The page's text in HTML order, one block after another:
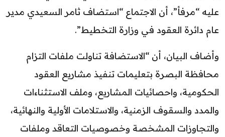
عليه “مرفأ”، أن الاجتماع “استضاف ثامر السعيدي مدير
عام دائرة العقود في وزارة التخطيط”.
وأضاف البيان، أن “الاستضافة تناولت ملفات التزام
محافظة البصرة بتعليمات تنفيذ مشاريع العقود
الحكومية، واحصائيات المشاريع، وملف الاستثناءات
والمدد والسقوف الزمنية، والاستلامات الأولية والنهائية،
والتجاوزات المشخصة وخصوصيات التعاقد وملفات